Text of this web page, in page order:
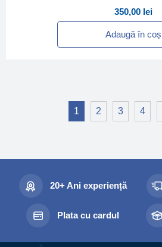
350,00 lei
Adaugă în coș
1 2 3 4
20+ Ani experiență
Plata cu cardul